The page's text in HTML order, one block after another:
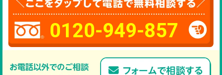
0120-949-857